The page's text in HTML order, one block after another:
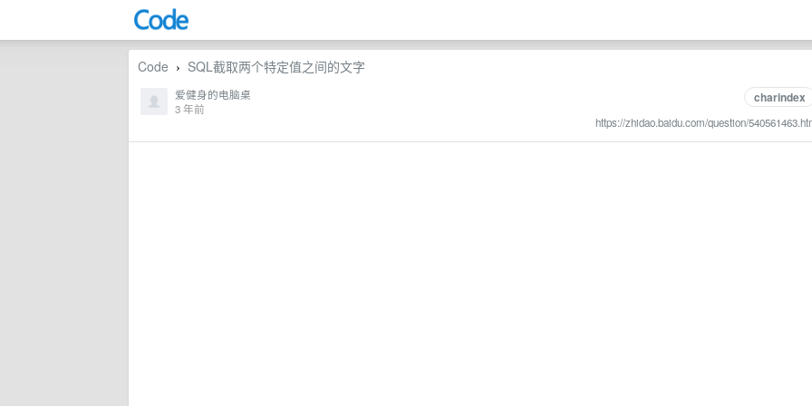
Code › SQL截取两个特定值之间的文字
charindex
https://zhidao.baidu.com/question/
爱健身的电脑桌
3 年前